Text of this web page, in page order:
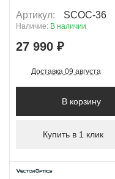
Артикул: SCOC-36
Наличие: В наличии
27 990 ₽
Доставка 09 августа
В корзину
Купить в 1 клик